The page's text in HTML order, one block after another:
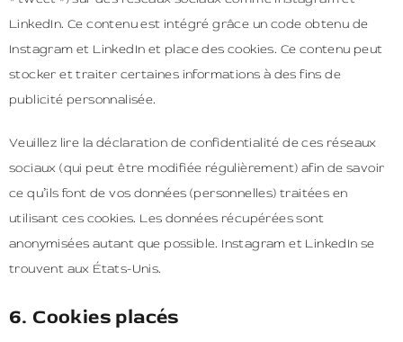
LinkedIn. Ce contenu est intégré grâce un code obtenu de
Instagram et LinkedIn et place des cookies. Ce contenu peut
stocker et traiter certaines informations à des fins de
publicité personnalisée.
Veuillez lire la déclaration de confidentialité de ces réseaux
sociaux (qui peut être modifiée régulièrement) afin de savoir
ce qu’ils font de vos données (personnelles) traitées en
utilisant ces cookies. Les données récupérées sont
anonymisées autant que possible. Instagram et LinkedIn se
trouvent aux États-Unis.
6. Cookies placés